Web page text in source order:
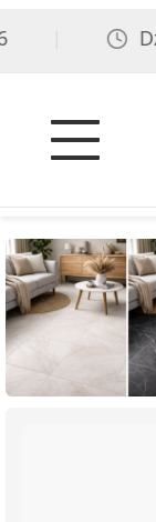
Dział